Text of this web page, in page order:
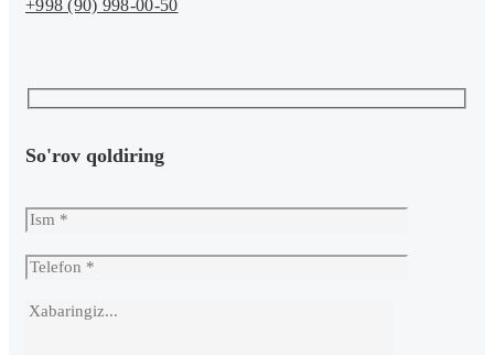
+998 (90) 998-00-50
So'rov qoldiring